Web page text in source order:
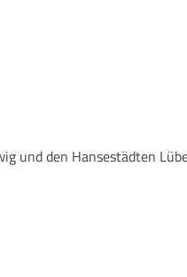
und den Hansestädten